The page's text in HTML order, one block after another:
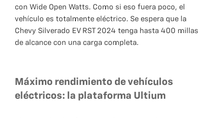
con Wide Open Watts. Como si eso fuera poco, el
vehículo es totalmente eléctrico. Se espera que la
Chevy Silverado EV RST 2024 tenga hasta 400 millas
de alcance con una carga completa.
Máximo rendimiento de vehículos
eléctricos: la plataforma Ultium